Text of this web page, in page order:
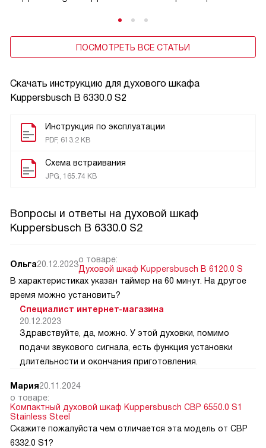
Скачать инструкцию для духового шкафа
Kuppersbusch B 6330.0 S2
Инструкция по эксплуатации
PDF, 613.2 KB
Схема встраивания
JPG, 165.74 KB
ПОСМОТРЕТЬ ВСЕ СТАТЬИ
Вопросы и ответы на духовой шкаф
Kuppersbusch B 6330.0 S2
Ольга20.12.2023о товаре:
Духовой шкаф Kuppersbusch B 6120.0 S
В характеристиках указан таймер на 60 минут. На другое
время можно установить?
Специалист интернет-магазина
20.12.2023
Здравствуйте, да, можно. У этой духовки, помимо
подачи звукового сигнала, есть функция установки
длительности и окончания приготовления.
Мария20.11.2024
о товаре:
Компактный духовой шкаф Kuppersbusch CBP 6550.0 S1
Stainless Steel
Скажите пожалуйста чем отличается эта модель от CВP
6332.0 S1?